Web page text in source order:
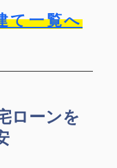
て一覧へ
ローンを